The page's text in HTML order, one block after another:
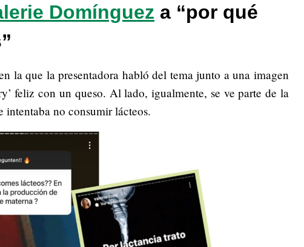
Domínguez a “por qué
la que la presentadora habló del tema junto a una imagen
feliz con un queso. Al lado, igualmente, se ve parte de la
no consumir lácteos.